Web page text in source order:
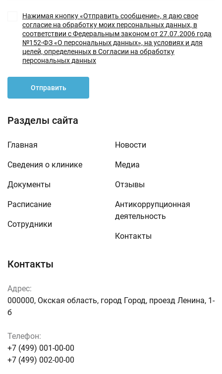
Контакты
Адрес:
000000, Окская область, город Город, проезд Ленина, 1-
б
Телефон:
+7 (499) 001-00-00
+7 (499) 002-00-00
Разделы сайта
Главная
Сведения о клинике
Документы
Расписание
Сотрудники
Новости
Медиа
Отзывы
Антикоррупционная
деятельность
Контакты
Нажимая кнопку «Отправить сообщение», я даю свое
согласие на обработку моих персональных данных, в
соответствии с Федеральным законом от 27.07.2006 года
№152-ФЗ «О персональных данных», на условиях и для
целей, определенных в Согласии на обработку
персональных данных
Отправить